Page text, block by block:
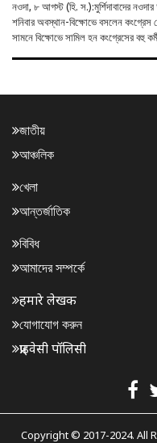
নওদা, ৮ আগস্ট (হি. স.):মুর্শিদাবাদের
শনিবার অবস্থান-বিক্ষোভে বসলেন কংগ্রেস
সামনে বিক্ষোভে সামিল হন কংগ্রেসের বহু
জাতীয়
আঞ্চলিক
খেলা
আন্তর্জাতিক
বিবিধ
আমাদের সম্পর্কে
हमारे लेखक
যোগাযোগ করুন
प्राइवेसी पॉलिसी
Copyright © 2017-2024. All